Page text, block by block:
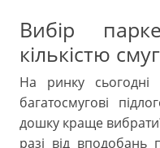
Вибір
кількістю смуг
На ринку
багатосмугові
дошку краще
разі від вподобань